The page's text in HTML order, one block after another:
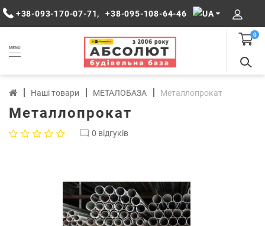
+38-093-170-07-71, +38-095-108-64-46
MENU
0
Наші товари МЕТАЛОБАЗА Металлопрокат
Металлопрокат
0 відгуків